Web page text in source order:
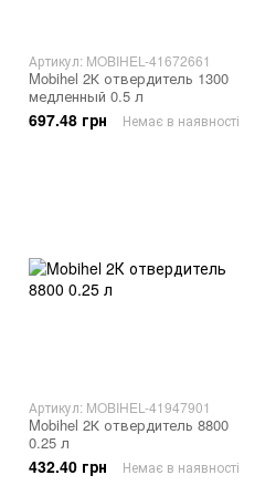
Артикул: MOBIHEL-41672661
Mobihel 2К отвердитель 1300
медленный 0.5 л
697.48 грн Немає в наявності
Артикул: MOBIHEL-41947901
Mobihel 2К отвердитель 8800
0.25 л
432.40 грн Немає в наявності